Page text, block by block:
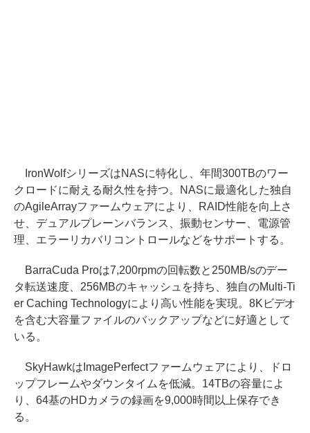
IronWolfシリーズはNASに特化し、年間300TBのワー
クロードに耐える耐久性を持つ。NASに最適化した独自
のAgileArrayファームウェアにより、RAID性能を向上さ
せ、デュアルプレーンバランス、振動センサー、電源管
理、エラーリカバリコントロールなどをサポートする。
BarraCuda Proは7,200rpmの回転数と250MB/sのデー
タ転送速度、256MBのキャッシュを持ち、独自のMulti-Ti
er Caching Technologyにより高い性能を実現。8Kビデオ
を含む大容量ファイルのバックアップなどに好適として
いる。
SkyHawkはImagePerfectファームウェアにより、ドロ
ップフレームやダウンタイムを低減。14TBの容量によ
り、64基のHDカメラの録画を9,000時間以上保存でき
る。